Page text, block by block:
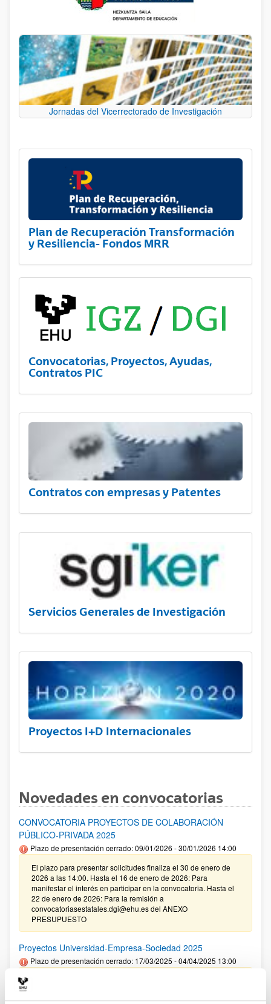
Jornadas del Vicerrectorado de Investigación
Plan de Recuperación Transformación
y Resiliencia- Fondos MRR
Convocatorias, Proyectos, Ayudas,
Contratos PIC
Contratos con empresas y Patentes
Servicios Generales de Investigación
Proyectos I+D Internacionales
Novedades en convocatorias
CONVOCATORIA PROYECTOS DE COLABORACIÓN
PÚBLICO-PRIVADA 2025
Plazo de presentación cerrado: 09/01/2026 - 30/01/2026 14:00
El plazo para presentar solicitudes finaliza el 30 de enero de
2026 a las 14:00. Hasta el 16 de enero de 2026: Para
manifestar el interés en participar en la convocatoria. Hasta el
22 de enero de 2026: Para la remisión a
convocatoriasestatales.dgi@ehu.es del ANEXO
PRESUPUESTO
Proyectos Universidad-Empresa-Sociedad 2025
Plazo de presentación cerrado: 17/03/2025 - 04/04/2025 13:00